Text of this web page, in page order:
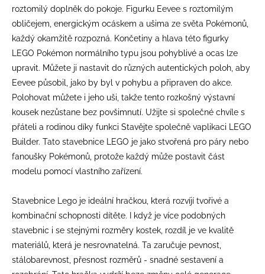
roztomilý doplněk do pokoje. Figurku Eevee s roztomilým
obličejem, energickým ocáskem a ušima ze světa Pokémonů,
každý okamžitě rozpozná. Končetiny a hlava této figurky
LEGO Pokémon normálního typu jsou pohyblivé a ocas lze
upravit. Můžete ji nastavit do různých autentických poloh, aby
Eevee působil, jako by byl v pohybu a připraven do akce.
Polohovat můžete i jeho uši, takže tento rozkošný výstavní
kousek nezůstane bez povšimnutí. Užijte si společné chvíle s
přáteli a rodinou díky funkci Stavějte společně vaplikaci LEGO
Builder. Tato stavebnice LEGO je jako stvořená pro páry nebo
fanoušky Pokémonů, protože každý může postavit část
modelu pomocí vlastního zařízení.
Stavebnice Lego je ideální hračkou, která rozvíjí tvořivé a
kombinační schopnosti dítěte. I když je více podobných
stavebnic i se stejnými rozměry kostek, rozdíl je ve kvalitě
materiálů, která je nesrovnatelná. Ta zaručuje pevnost,
stálobarevnost, přesnost rozměrů - snadné sestavení a